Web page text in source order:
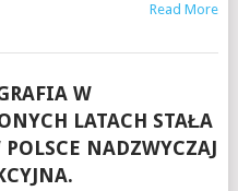
Read More
W
LATACH STAŁA
NADZWYCZAJ